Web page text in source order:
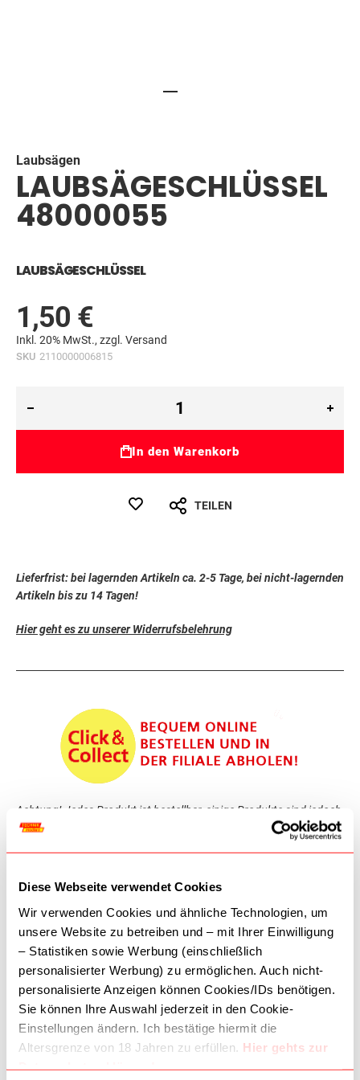
Diese Webseite verwendet Cookies
Wir verwenden Cookies und ähnliche Technologien, um
unsere Website zu betreiben und – mit Ihrer Einwilligung
– Statistiken sowie Werbung (einschließlich
personalisierter Werbung) zu ermöglichen. Auch nicht-
personalisierte Anzeigen können Cookies/IDs benötigen.
Sie können Ihre Auswahl jederzeit in den Cookie-
Einstellungen ändern. Ich bestätige hiermit die
Altersgrenze von 18 Jahren zu erfüllen. Hier gehts zur
beginning
of
the
images
gallery
Laubsägen
LAUBSÄGESCHLÜSSEL
48000055
LAUBSÄGESCHLÜSSEL
1,50 €
Inkl. 20% MwSt., zzgl. Versand
SKU 2110000006815
In den Warenkorb
TEILEN
Lieferfrist: bei lagernden Artikeln ca. 2-5 Tage, bei nicht-lagernden
Artikeln bis zu 14 Tagen!
Hier geht es zu unserer Widerrufsbelehrung
Achtung! Jedes Produkt ist bestellbar, einige Produkte sind jedoch
nicht im Geschäftslokal lagernd - bei dringenden Bestellungen
bitten wir um Anfrage, um eine rasche Abholung zu gewährleisten!
ÖFFNUNGSZEITEN:
Montag-Freitag: 09:30-18:30
Samstag: 09:30-18:00
AKZEPTIERTE ZAHLUNGSMETHODEN